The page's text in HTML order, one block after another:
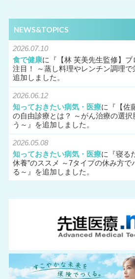
NEWS&TOPICS
2026.07.10
食で健康に『 【林 芙美先生監修】
注目！ ～蒸し料理やレンチン調理で
追加しました。
2026.06.12
知っておきたい病気・医療に『 【
の自由診療とは？ ～がん治療の選択
う～ 』を追加しました。
2026.05.08
知っておきたい病気・医療に『寝る
休養”のススメ ～7タイプの休み方
る～ 』を追加しました。